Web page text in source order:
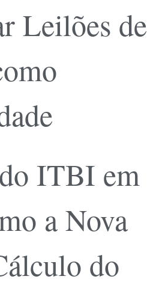
Leilões de
ITBI em
a Nova
do